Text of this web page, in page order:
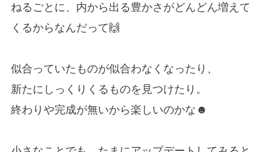
ねるごとに、内から出る豊かさがどんどん増えて
くるからなんだって🙌
似合っていたものが似合わなくなったり、
新たにしっくりくるものを見つけたり。
終わりや完成が無いから楽しいのかな☻